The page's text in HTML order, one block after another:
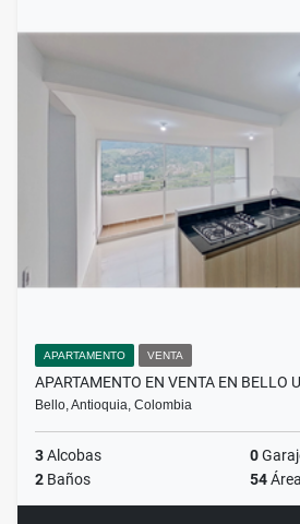
APARTAMENTO VENTA
APARTAMENTO EN VENTA EN BELLO
Bello, Antioquia, Colombia
3Alcobas 0
2 Baños 54